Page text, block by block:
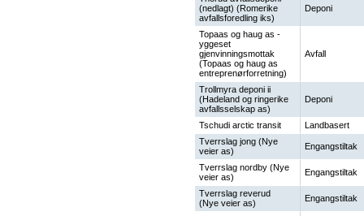
(nedlagt) (Romerike
avfallsforedling iks)
Deponi
Topaas og haug as -
yggeset
gjenvinningsmottak
(Topaas og haug as
entreprenørforretning)
Avfall
Trollmyra deponi ii
(Hadeland og ringerike
avfallsselskap as)
Deponi
Tschudi arctic transit
Landbasert
Tverrslag jong (Nye
veier as)
Engangstiltak
Tverrslag nordby (Nye
veier as)
Engangstiltak
Tverrslag reverud
(Nye veier as)
Engangstiltak